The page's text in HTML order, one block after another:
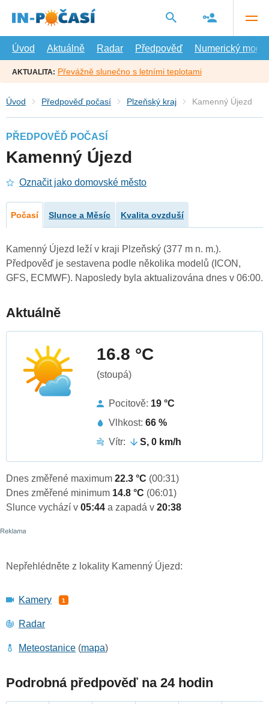
hlavní
Úvod
Aktuálně Radar Předpověď Numerický model
AKTUALITA: Převážně slunečno s letními teplotami
Úvod Předpověď počasí Plzeňský kraj Kamenný Újezd
PŘEDPOVĚĎ POČASÍ
Kamenný Újezd
Označit jako domovské město
Počasí Slunce a Měsíc Kvalita ovzduší
Kamenný Újezd leží v kraji Plzeňský (377 m n. m.).
Předpověď je sestavena podle několika modelů (ICON,
GFS, ECMWF). Naposledy byla aktualizována dnes v 06:00.
Aktuálně
16.8 °C
(stoupá)
Pocitově: 19 °C
Vlhkost: 66 %
Vítr:
S, 0 km/h
Dnes změřené maximum 22.3 °C (00:31)
Dnes změřené minimum 14.8 °C (06:01)
Slunce vychází v 05:44 a zapadá v 20:38
Nepřehlédněte z lokality Kamenný Újezd:
Kamery 1
Radar
Meteostanice (mapa)
Podrobná předpověď na 24 hodin